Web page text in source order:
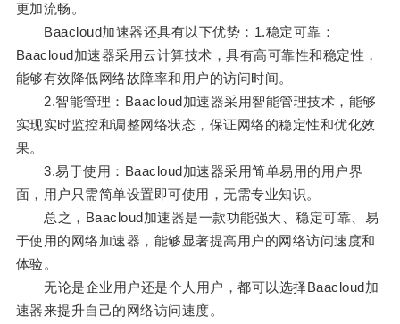
更加流畅。
Baacloud加速器还具有以下优势：1.稳定可靠：
Baacloud加速器采用云计算技术，具有高可靠性和稳定性，
能够有效降低网络故障率和用户的访问时间。
2.智能管理：Baacloud加速器采用智能管理技术，能够
实现实时监控和调整网络状态，保证网络的稳定性和优化效
果。
3.易于使用：Baacloud加速器采用简单易用的用户界
面，用户只需简单设置即可使用，无需专业知识。
总之，Baacloud加速器是一款功能强大、稳定可靠、易
于使用的网络加速器，能够显著提高用户的网络访问速度和
体验。
无论是企业用户还是个人用户，都可以选择Baacloud加
速器来提升自己的网络访问速度。